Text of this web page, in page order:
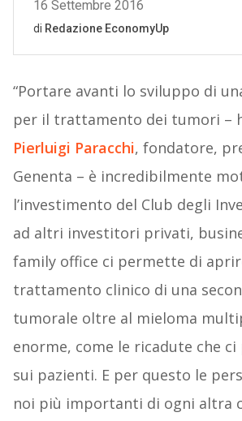
“Portare avanti lo sviluppo di
per il trattamento dei tumori –
Pierluigi Paracchi, fondatore,
Genenta – è incredibilmente
l’investimento del Club degli
ad altri investitori privati,
family office ci permette di
trattamento clinico di una
tumorale oltre al mieloma
enorme, come le ricadute che ci
sui pazienti. E per questo le
noi più importanti di ogni altra